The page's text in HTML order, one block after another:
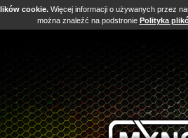
cookie. Więcej informacji o używanych przez
można znaleźć na podstronie Polityka